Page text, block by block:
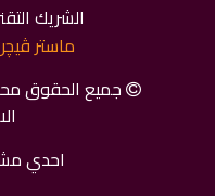
الشريك
ماستر
جميع الحقوق
احدي